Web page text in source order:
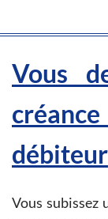
Vous
débiteur
Vous subissez